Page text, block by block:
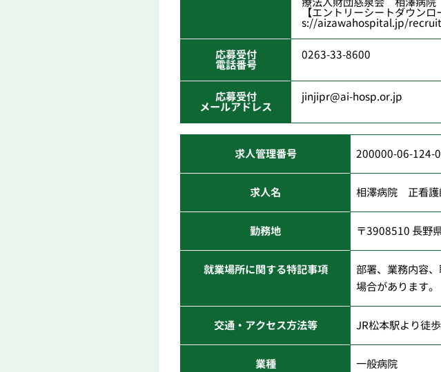
【エントリーシートダウン
s://aizawahospital.jp/
応募受付
電話番号
0263-33-8600
応募受付
メールアドレス
jinjipr@ai-hosp.or.jp
求人管理番号 200000-06-124-
求人名 相澤病院 正看護
勤務地 〒3908510 長野
就業場所に関する特記事項
部署、業務内容
場合があります。
交通・アクセス方法等 JR松本駅より徒
業種 一般病院